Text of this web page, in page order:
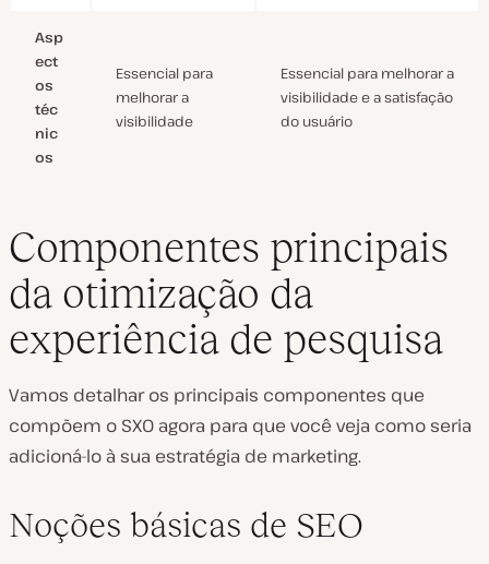
Asp
ect
os
téc
nic
os
Essencial para
melhorar a
visibilidade
Essencial para melhorar a
visibilidade e a satisfação
do usuário
Componentes principais
da otimização da
experiência de pesquisa
Vamos detalhar os principais componentes que
compõem o SXO agora para que você veja como seria
adicioná-lo à sua estratégia de marketing.
Noções básicas de SEO